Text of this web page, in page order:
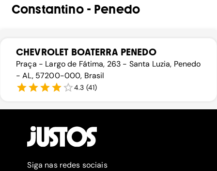
Constantino- Penedo
CHEVROLET BOATERRA PENEDO
Praça - Largo de Fátima, 263 - Santa Luzia, Penedo
- AL, 57200-000, Brasil
4.3 (41)
Siga nas redes sociais